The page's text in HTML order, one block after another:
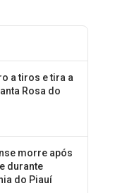
a tiros e tira a
Rosa do
morre após
durante
do Piauí